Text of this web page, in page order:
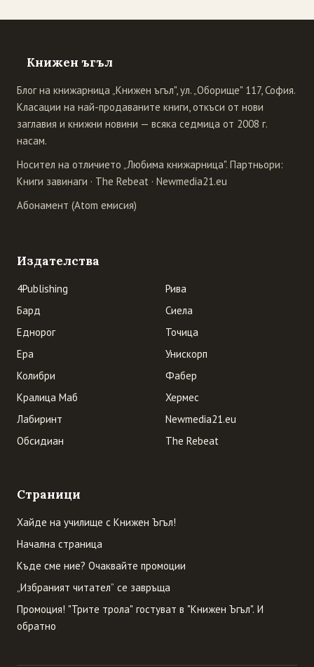
Книжен ъгъл
Блог на книжарница „Книжен ъгъл", ул. „Оборище" 117, София.
Класации на най-продаваните книги, откъси от нови
заглавия и книжни новини — всяка седмица от 2008 г.
насам.
Носител на отличието „Любима книжарница". Партньори:
Книги завинаги · The Rebeat · Newmedia21.eu
Абонамент (Atom емисия)
Издателства
4Publishing
Бард
Еднорог
Ера
Колибри
Кралица Маб
Лабиринт
Обсидиан
Рива
Сиела
Точица
Унискорп
Фабер
Хермес
Newmedia21.eu
The Rebeat
Страници
Хайде на училище с Книжен Ъгъл!
Начална страница
Къде сме ние? Очаквайте промоции
„Избраният читател” се завръща
Промоция! "Трите трола" гостуват в "Книжен Ъгъл". И
обратно